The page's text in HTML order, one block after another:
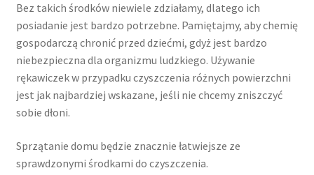
Bez takich środków niewiele zdziałamy, dlatego ich
posiadanie jest bardzo potrzebne. Pamiętajmy, aby chemię
gospodarczą chronić przed dziećmi, gdyż jest bardzo
niebezpieczna dla organizmu ludzkiego. Używanie
rękawiczek w przypadku czyszczenia różnych powierzchni
jest jak najbardziej wskazane, jeśli nie chcemy zniszczyć
sobie dłoni.
Sprzątanie domu będzie znacznie łatwiejsze ze
sprawdzonymi środkami do czyszczenia.